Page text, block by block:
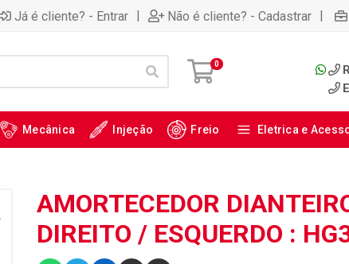
Já é cliente? - Entrar | Não é cliente? - Cadastrar |
0
Mecânica Injeção Freio Eletrica e
AMORTECEDOR
DIREITO / ESQUERDO :